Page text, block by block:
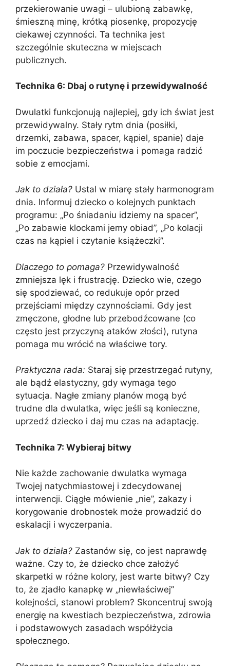
przekierowanie uwagi – ulubioną zabawkę,
śmieszną minę, krótką piosenkę, propozycję
ciekawej czynności. Ta technika jest
szczególnie skuteczna w miejscach
publicznych.
Technika 6: Dbaj o rutynę i przewidywalność
Dwulatki funkcjonują najlepiej, gdy ich świat jest
przewidywalny. Stały rytm dnia (posiłki,
drzemki, zabawa, spacer, kąpiel, spanie) daje
im poczucie bezpieczeństwa i pomaga radzić
sobie z emocjami.
Jak to działa? Ustal w miarę stały harmonogram
dnia. Informuj dziecko o kolejnych punktach
programu: „Po śniadaniu idziemy na spacer”,
„Po zabawie klockami jemy obiad”, „Po kolacji
czas na kąpiel i czytanie książeczki”.
Dlaczego to pomaga? Przewidywalność
zmniejsza lęk i frustrację. Dziecko wie, czego
się spodziewać, co redukuje opór przed
przejściami między czynnościami. Gdy jest
zmęczone, głodne lub przebodźcowane (co
często jest przyczyną ataków złości), rutyna
pomaga mu wrócić na właściwe tory.
Praktyczna rada: Staraj się przestrzegać rutyny,
ale bądź elastyczny, gdy wymaga tego
sytuacja. Nagłe zmiany planów mogą być
trudne dla dwulatka, więc jeśli są konieczne,
uprzedź dziecko i daj mu czas na adaptację.
Technika 7: Wybieraj bitwy
Nie każde zachowanie dwulatka wymaga
Twojej natychmiastowej i zdecydowanej
interwencji. Ciągłe mówienie „nie”, zakazy i
korygowanie drobnostek może prowadzić do
eskalacji i wyczerpania.
Jak to działa? Zastanów się, co jest naprawdę
ważne. Czy to, że dziecko chce założyć
skarpetki w różne kolory, jest warte bitwy? Czy
to, że zjadło kanapkę w „niewłaściwej”
kolejności, stanowi problem? Skoncentruj swoją
energię na kwestiach bezpieczeństwa, zdrowia
i podstawowych zasadach współżycia
społecznego.